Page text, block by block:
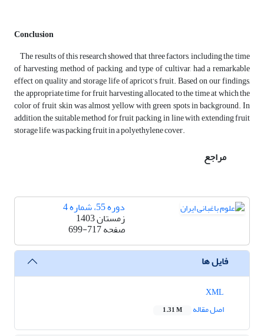
Conclusion
The results of this research showed that three factors, including the time
of harvesting, method of packing, and type of cultivar, had a remarkable
effect on quality and storage life of apricot’s fruit. Based on our findings,
the appropriate time for fruit harvesting allocated to the time at which the
color of fruit skin was almost yellow with green spots in background. In
addition, the suitable method for fruit packing, in line with extending fruit
storage life, was packing fruit in a polyethylene cover.
مراجع
دوره 55، شماره 4
زمستان 1403
صفحه699-717
فایل ها
اصل مقاله
1.31 M